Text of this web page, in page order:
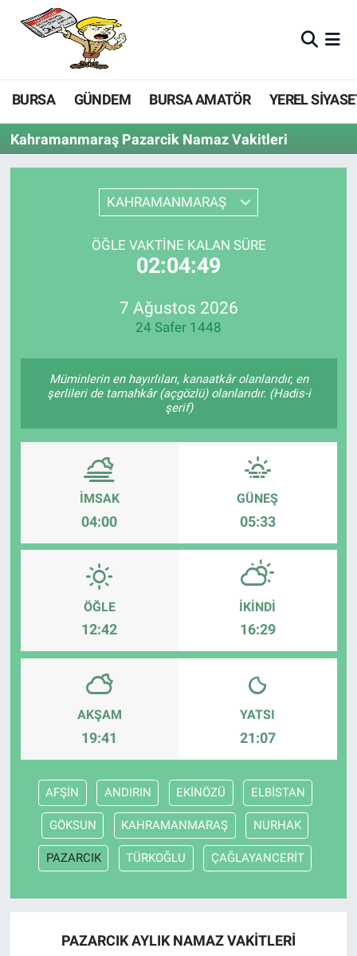
BURSA GÜNDEM BURSA AMATÖR YEREL
Kahramanmaraş Pazarcik Namaz Vakitleri
KAHRAMANMARAŞ
ÖĞLE VAKTINE KALAN SÜRE
02:04:49
7 Ağustos 2026
24 Safer 1448
Müminlerin en hayırlıları, kanaatkâr olanlarıdır, en
şerlileri de tamahkâr (açgözlü) olanlarıdır. (Hadis-i
şerif)
İMSAK
04:00
GÜNEŞ
05:33
ÖĞLE
12:42
İKINDI
16:29
AKŞAM
19:41
YATSI
21:07
AFŞİN ANDIRIN EKİNÖZÜ ELBİSTAN
GÖKSUN KAHRAMANMARAŞ NURHAK
PAZARCIK TÜRKOĞLU ÇAĞLAYANCERİT
PAZARCIK AYLIK NAMAZ VAKITLERI